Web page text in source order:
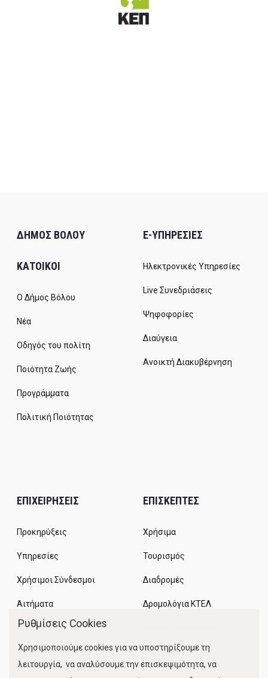
ΔΗΜΟΣ ΒΟΛΟΥ
ΚΑΤΟΙΚΟΙ
Ο Δήμος Βόλου
Νέα
Οδηγός του πολίτη
Ποιότητα Ζωής
Προγράμματα
Πολιτική Ποιότητας
E-ΥΠΗΡΕΣΙΕΣ
Ηλεκτρονικές Υπηρεσίες
Live Συνεδριάσεις
Ψηφοφορίες
Διαύγεια
Ανοικτή Διακυβέρνηση
ΕΠΙΧΕΙΡΗΣΕΙΣ
Προκηρύξεις
Υπηρεσίες
Χρήσιμοι Σύνδεσμοι
Αιτήματα
ΕΠΙΣΚΕΠΤΕΣ
Χρήσιμα
Τουρισμός
Διαδρομές
Δρομολόγια ΚΤΕΛ
Κίνηση Λιμένος
Ρυθμίσεις Cookies
Χρησιμοποιούμε cookies για να υποστηρίξουμε τη
λειτουργία, να αναλύσουμε την επισκεψιμότητα, να